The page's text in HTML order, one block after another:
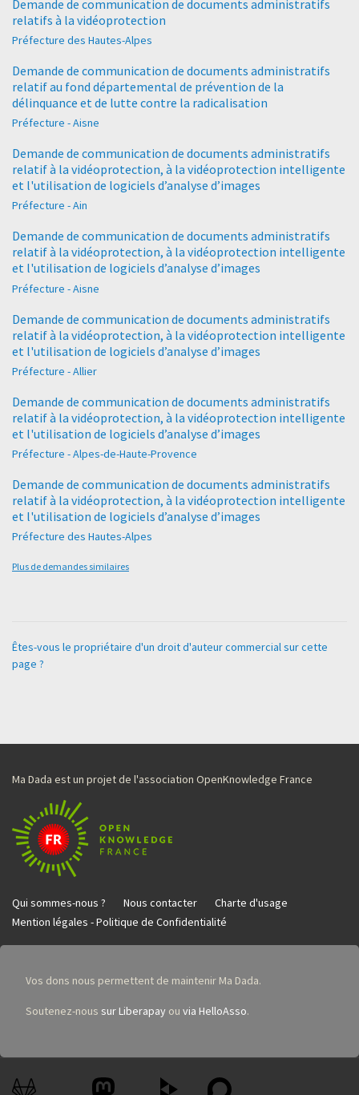
Demande de communication de documents administratifs
relatifs à la vidéoprotection
Préfecture des Hautes-Alpes
Demande de communication de documents administratifs
relatif au fond départemental de prévention de la
délinquance et de lutte contre la radicalisation
Préfecture - Aisne
Demande de communication de documents administratifs
relatif à la vidéoprotection, à la vidéoprotection intelligente
et l'utilisation de logiciels d’analyse d’images
Préfecture - Ain
Demande de communication de documents administratifs
relatif à la vidéoprotection, à la vidéoprotection intelligente
et l'utilisation de logiciels d’analyse d’images
Préfecture - Aisne
Demande de communication de documents administratifs
relatif à la vidéoprotection, à la vidéoprotection intelligente
et l'utilisation de logiciels d’analyse d’images
Préfecture - Allier
Demande de communication de documents administratifs
relatif à la vidéoprotection, à la vidéoprotection intelligente
et l'utilisation de logiciels d’analyse d’images
Préfecture - Alpes-de-Haute-Provence
Demande de communication de documents administratifs
relatif à la vidéoprotection, à la vidéoprotection intelligente
et l'utilisation de logiciels d’analyse d’images
Préfecture des Hautes-Alpes
Plus de demandes similaires
Êtes-vous le propriétaire d'un droit d'auteur commercial sur cette
page ?
Ma Dada est un projet de l'association OpenKnowledge France
Qui sommes-nous ? Nous contacter
Charte d'usage
Mention légales - Politique de Confidentialité
Vos dons nous permettent de maintenir Ma Dada.
Soutenez-nous sur Liberapay ou via HelloAsso.